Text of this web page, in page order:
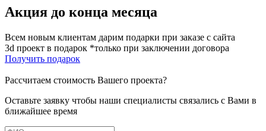
Акция до конца месяца
Всем новым клиентам дарим подарки при заказе с сайта
3d проект в подарок *только при заключении договора
Получить подарок
Рассчитаем стоимость Вашего проекта?
Оставьте заявку чтобы наши специалисты связались с Вами в
ближайшее время